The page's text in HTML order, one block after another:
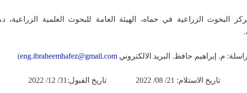
البحوث الزراعية في حماه، الهيئة العامة للبحوث العلمية الزراعية،
م. إبراهيم حافظ. البريد الالكتروني eng.ibraheemhafez@gmail.com
)
تاريخ الاستلام: 21/ 08/ 2022 تاريخ القبول:31/ 12/ 2022